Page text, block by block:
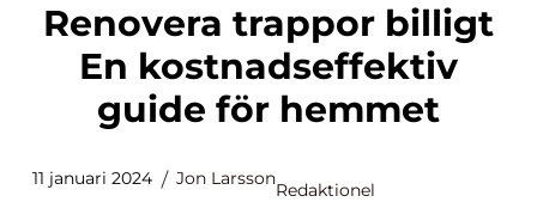
Renovera trappor billigt
En kostnadseffektiv
guide för hemmet
11 januari 2024 Jon Larsson
Redaktionel